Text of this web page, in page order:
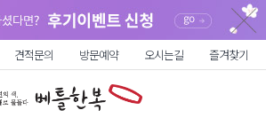
견적문의 방문예약 오시는길 즐겨찾기